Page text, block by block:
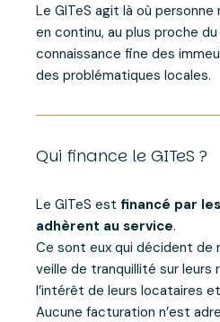
Le GITeS agit là où personne
en continu, au plus proche
connaissance fine des
des problématiques locales.
Qui finance le GITeS ?
Le GITeS est financé par
adhèrent au service.
Ce sont eux qui décident de
veille de tranquillité sur leurs
l’intérêt de leurs locataires
Aucune facturation n’est